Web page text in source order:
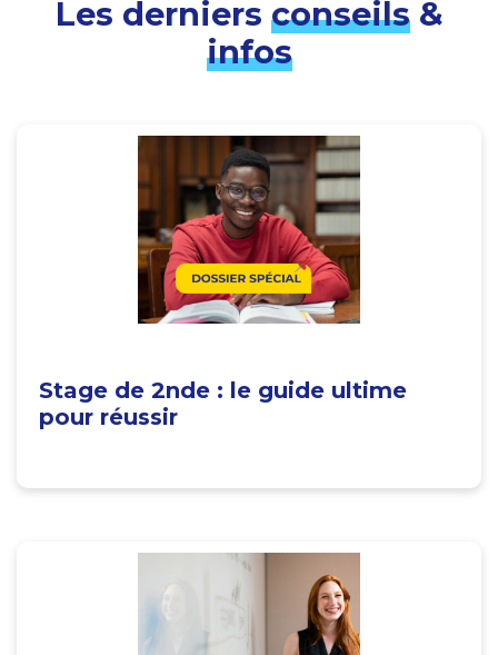
Les derniers conseils&
infos
Stage de 2nde : le guide ultime
pour réussir